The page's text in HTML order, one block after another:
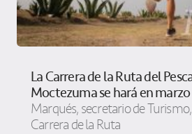
La Carrera de la Ruta del
Moctezuma se hará en marzo
Marqués, secretario de
Carrera de la Ruta